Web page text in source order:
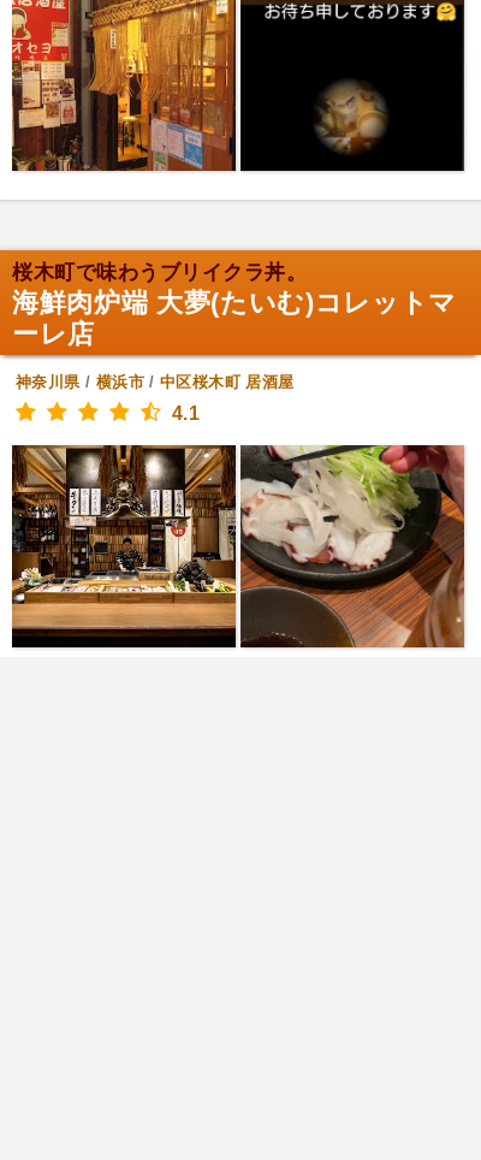
桜木町で味わうブリイクラ丼。
海鮮肉炉端 大夢(たいむ)コレットマ
ーレ店
神奈川県/ 横浜市/中区桜木町 居酒屋
4.1